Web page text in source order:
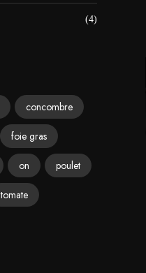
(4)
concombre
foie gras
on poulet
tomate